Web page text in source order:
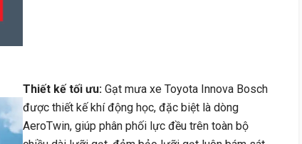
Thiết kế tối ưu: Gạt mưa xe Toyota Innova Bosch
được thiết kế khí động học, đặc biệt là dòng
AeroTwin, giúp phân phối lực đều trên toàn bộ